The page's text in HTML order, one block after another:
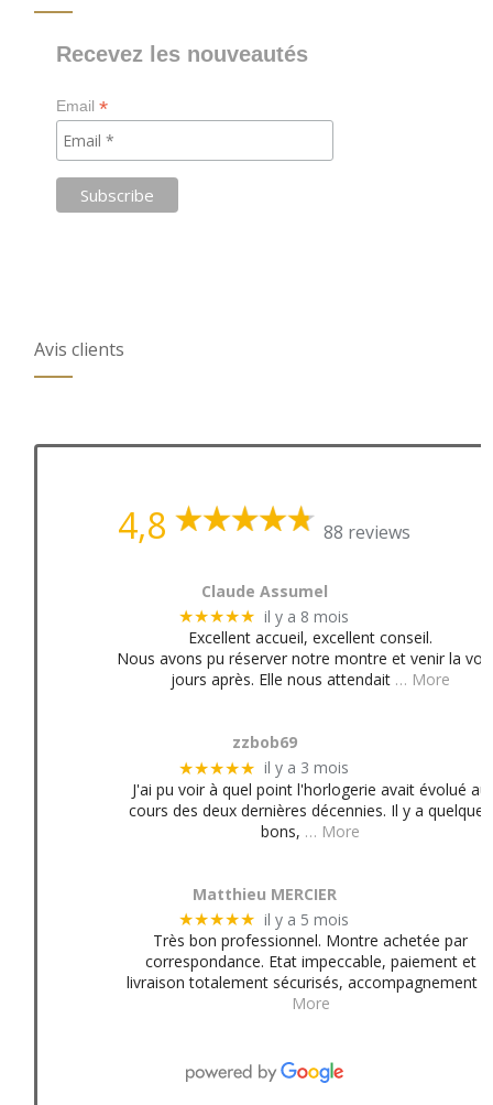
Recevez les nouveautés
Email*
Avis clients
4,8 88 reviews
Claude Assumel
★★★★★ il y a 8 mois
Excellent accueil, excellent conseil.
Nous avons pu réserver notre montre et venir la
jours après. Elle nous attendait … More
zzbob69
★★★★★ il y a 3 mois
J'ai pu voir à quel point l'horlogerie avait évolué au
cours des deux dernières décennies. Il y a quelques
bons, … More
Matthieu MERCIER
★★★★★ il y a 5 mois
Très bon professionnel. Montre achetée par
correspondance. Etat impeccable, paiement et
livraison totalement sécurisés, accompagnement
More